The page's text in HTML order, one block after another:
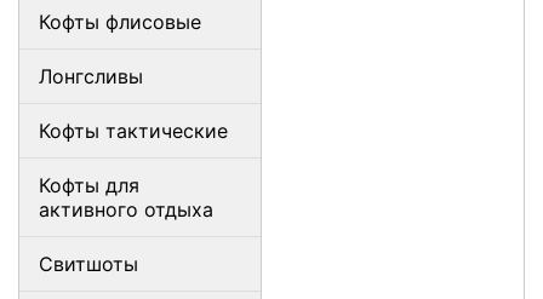
Кофты флисовые
Лонгсливы
Кофты тактические
Кофты для
активного отдыха
Свитшоты